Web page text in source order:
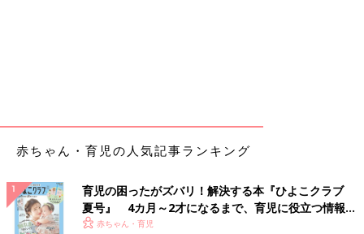
赤ちゃん・育児の人気記事ランキング
育児の困ったがズバリ！解決する本『ひよこクラブ
夏号』 4カ月～2才になるまで、育児に役立つ情報が
いっぱい！
赤ちゃん・育児